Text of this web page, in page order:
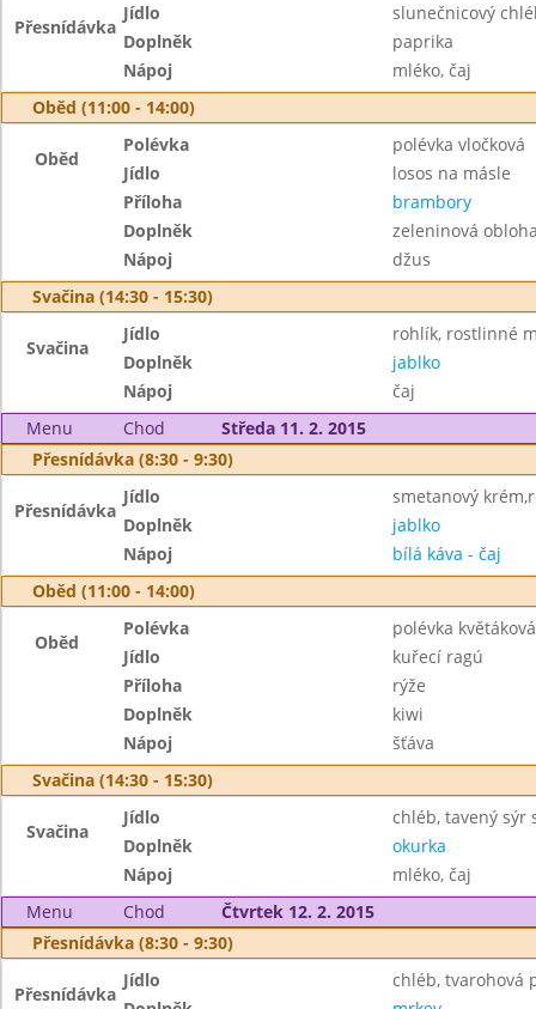
Přesnídávka
Jídlo
slunečnicový
Doplněk
paprika
Nápoj
mléko, čaj
Oběd (11:00 - 14:00)
Oběd
Polévka
polévka vločková
Jídlo
losos na másle
Příloha
brambory
Doplněk
zeleninová
Nápoj
džus
Svačina (14:30 - 15:30)
Svačina
Jídlo
rohlík, rostlinné
Doplněk
jablko
Nápoj
čaj
Menu
Chod
Středa 11. 2. 2015
Přesnídávka (8:30 - 9:30)
Přesnídávka
Jídlo
smetanový
Doplněk
jablko
Nápoj
bílá káva - čaj
Oběd (11:00 - 14:00)
Oběd
Polévka
polévka květáková
Jídlo
kuřecí ragú
Příloha
rýže
Doplněk
kiwi
Nápoj
šťáva
Svačina (14:30 - 15:30)
Svačina
Jídlo
chléb, tavený sýr
Doplněk
okurka
Nápoj
mléko, čaj
Menu
Chod
Čtvrtek 12. 2. 2015
Přesnídávka (8:30 - 9:30)
Přesnídávka
Jídlo
chléb, tvarohová